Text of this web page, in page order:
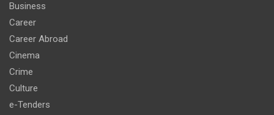
Business
Career
Career Abroad
Cinema
Crime
Culture
e-Tenders